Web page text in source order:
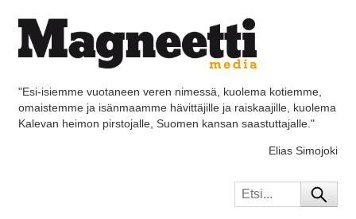
"Esi-isiemme vuotaneen veren nimessä, kuolema kotiemme,
omaistemme ja isänmaamme hävittäjille ja raiskaajille, kuolema
Kalevan heimon pirstojalle, Suomen kansan saastuttajalle."
Elias Simojoki